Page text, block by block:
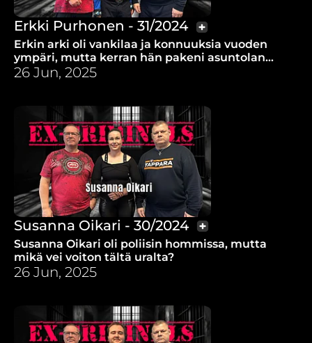
Erkki Purhonen - 31/2024
Erkin arki oli vankilaa ja konnuuksia vuoden
ympäri, mutta kerran hän pakeni asuntolan
melua seurakunnan tilaisuuteen ja tapahtui
26 Jun, 2025
Susanna Oikari - 30/2024
Susanna Oikari oli poliisin hommissa, mutta
mikä vei voiton tältä uralta?
26 Jun, 2025